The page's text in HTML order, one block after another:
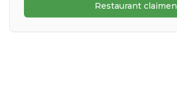
Restaurant claimen